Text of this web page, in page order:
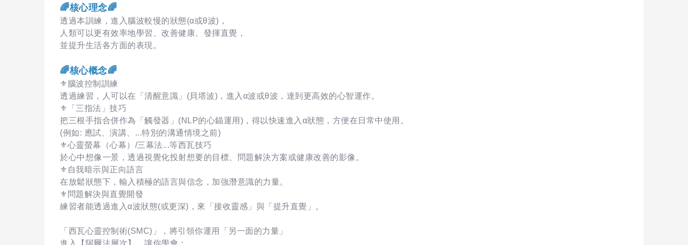
🌈核心理念🌈
透過本訓練，進入腦波較慢的狀態(α或θ波)，
人類可以更有效率地學習、改善健康、發揮直覺，
並提升生活各方面的表現。
🌈核心概念🌈
⚜️腦波控制訓練
透過練習，人可以在「清醒意識」(貝塔波)，進入α波或θ波，達到更高效的心智運作。
⚜️「三指法」技巧
把三根手指合併作為「觸發器」(NLP的心錨運用)，得以快速進入α狀態，方便在日常中使用。
(例如: 應試、演講、...特別的溝通情境之前)
⚜️心靈螢幕（心幕）/三幕法...等西瓦技巧
於心中想像一景，透過視覺化投射想要的目標、問題解決方案或健康改善的影像。
⚜️自我暗示與正向語言
在放鬆狀態下，輸入積極的語言與信念，加強潛意識的力量。
⚜️問題解決與直覺開發
練習者能透過進入α波狀態(或更深)，來「接收靈感」與「提升直覺」。
「西瓦心靈控制術(SMC)」，將引領你運用「另一面的力量」